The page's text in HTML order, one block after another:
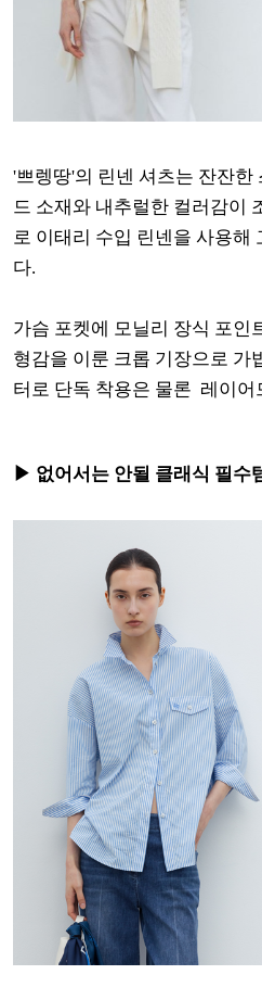
'쁘렝땅'의 린넨 셔츠는 잔잔
드 소재와 내추럴한 컬러감이
로 이태리 수입 린넨을 사용해
다.
가슴 포켓에 모닐리 장식 포인
형감을 이룬 크롭 기장으로 가
터로 단독 착용은 물론 레이어
▶ 없어서는 안될 클래식 필수